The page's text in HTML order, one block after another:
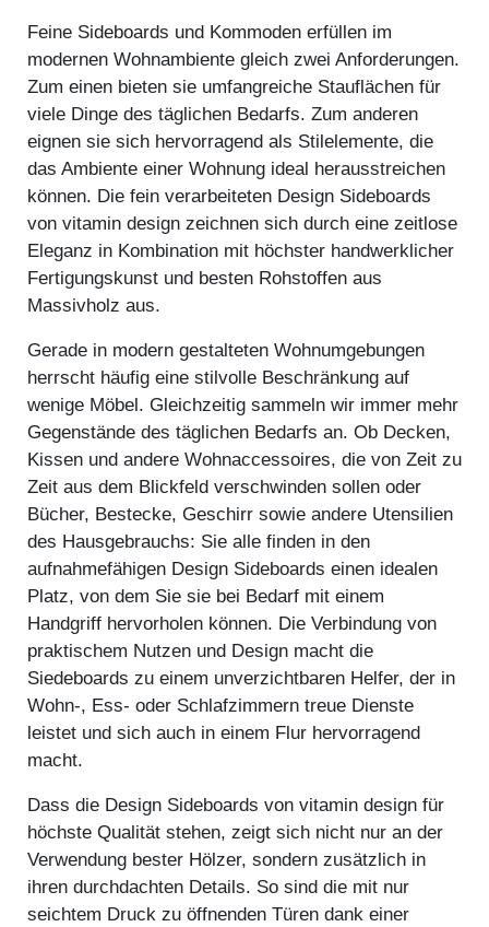
Feine Sideboards und Kommoden erfüllen im
modernen Wohnambiente gleich zwei Anforderungen.
Zum einen bieten sie umfangreiche Stauflächen für
viele Dinge des täglichen Bedarfs. Zum anderen
eignen sie sich hervorragend als Stilelemente, die
das Ambiente einer Wohnung ideal herausstreichen
können. Die fein verarbeiteten Design Sideboards
von vitamin design zeichnen sich durch eine zeitlose
Eleganz in Kombination mit höchster handwerklicher
Fertigungskunst und besten Rohstoffen aus
Massivholz aus.
Gerade in modern gestalteten Wohnumgebungen
herrscht häufig eine stilvolle Beschränkung auf
wenige Möbel. Gleichzeitig sammeln wir immer mehr
Gegenstände des täglichen Bedarfs an. Ob Decken,
Kissen und andere Wohnaccessoires, die von Zeit zu
Zeit aus dem Blickfeld verschwinden sollen oder
Bücher, Bestecke, Geschirr sowie andere Utensilien
des Hausgebrauchs: Sie alle finden in den
aufnahmefähigen Design Sideboards einen idealen
Platz, von dem Sie sie bei Bedarf mit einem
Handgriff hervorholen können. Die Verbindung von
praktischem Nutzen und Design macht die
Siedeboards zu einem unverzichtbaren Helfer, der in
Wohn-, Ess- oder Schlafzimmern treue Dienste
leistet und sich auch in einem Flur hervorragend
macht.
Dass die Design Sideboards von vitamin design für
höchste Qualität stehen, zeigt sich nicht nur an der
Verwendung bester Hölzer, sondern zusätzlich in
ihren durchdachten Details. So sind die mit nur
seichtem Druck zu öffnenden Türen dank einer